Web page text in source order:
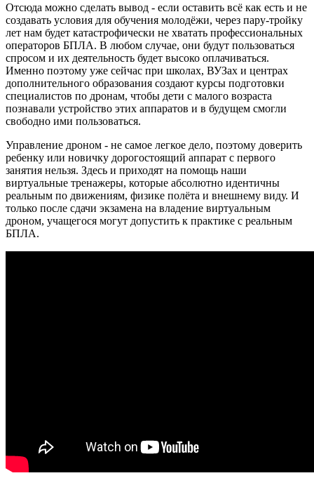
Отсюда можно сделать вывод - если оставить всё как есть и не
создавать условия для обучения молодёжи, через пару-тройку
лет нам будет катастрофически не хватать профессиональных
операторов БПЛА. В любом случае, они будут пользоваться
спросом и их деятельность будет высоко оплачиваться.
Именно поэтому уже сейчас при школах, ВУЗах и центрах
дополнительного образования создают курсы подготовки
специалистов по дронам, чтобы дети с малого возраста
познавали устройство этих аппаратов и в будущем смогли
свободно ими пользоваться.
Управление дроном - не самое легкое дело, поэтому доверить
ребенку или новичку дорогостоящий аппарат с первого
занятия нельзя. Здесь и приходят на помощь наши
виртуальные тренажеры, которые абсолютно идентичны
реальным по движениям, физике полёта и внешнему виду. И
только после сдачи экзамена на владение виртуальным
дроном, учащегося могут допустить к практике с реальным
БПЛА.